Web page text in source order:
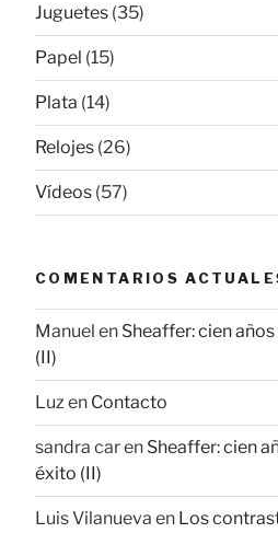
Juguetes (35)
Papel (15)
Plata (14)
Relojes (26)
Vídeos (57)
COMENTARIOS
Manuel en Sheaffer: cien
(II)
Luzen Contacto
sandra caren Sheaffer: cien
éxito (II)
Luis Vilanueva en Los